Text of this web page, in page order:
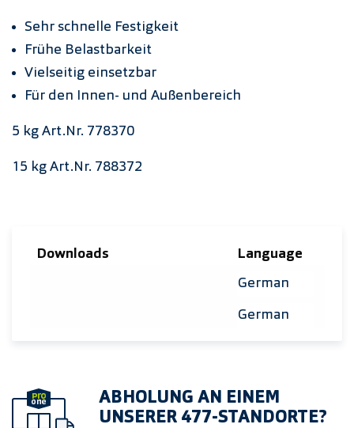
Sehr schnelle Festigkeit
Frühe Belastbarkeit
Vielseitig einsetzbar
Für den Innen- und Außenbereich
5 kg Art.Nr. 778370
15 kg Art.Nr. 788372
Downloads
Language
Sprache
Sprache
ABHOLUNG AN EINEM
UNSERER 477-STANDORTE?